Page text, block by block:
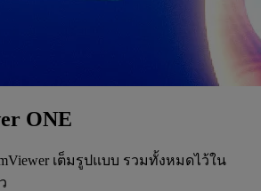
ONE
เต็มรูปแบบ รวมทั้งหมดไว้ใน